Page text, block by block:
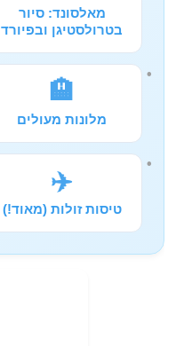
מאלסונד: סיור
בטרולסטיגן ובפיורד
🏨
מלונות מעולים
✈️
טיסות זולות (מאוד!)